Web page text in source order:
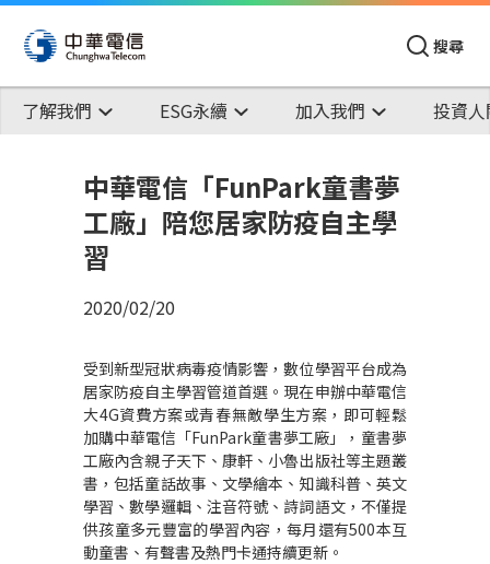
搜尋
了解我們 ESG永續 加入我們 投資
中華電信「FunPark童書夢
工廠」陪您居家防疫自主學
習
2020/02/20
受到新型冠狀病毒疫情影響，數位學習平台成為
居家防疫自主學習管道首選。現在申辦中華電信
大4G資費方案或青春無敵學生方案，即可輕鬆
加購中華電信「FunPark童書夢工廠」，童書夢
工廠內含親子天下、康軒、小魯出版社等主題叢
書，包括童話故事、文學繪本、知識科普、英文
學習、數學邏輯、注音符號、詩詞語文，不僅提
供孩童多元豐富的學習內容，每月還有500本互
動童書、有聲書及熱門卡通持續更新。